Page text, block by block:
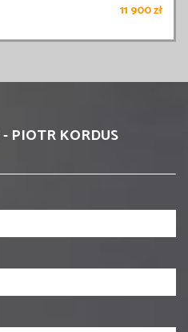
11 900 zł
PIOTR KORDUS